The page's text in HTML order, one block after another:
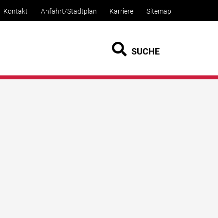
Kontakt Anfahrt/Stadtplan Karriere Sitemap
SUCHE